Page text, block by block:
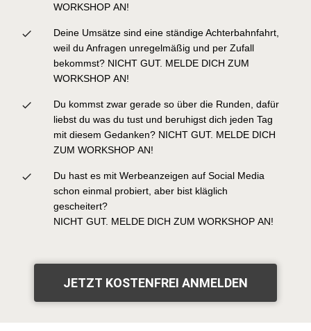
WORKSHOP AN!
Deine Umsätze sind eine ständige Achterbahnfahrt,
weil du Anfragen unregelmäßig und per Zufall
bekommst? NICHT GUT. MELDE DICH ZUM
WORKSHOP AN!
Du kommst zwar gerade so über die Runden, dafür
liebst du was du tust und beruhigst dich jeden Tag
mit diesem Gedanken? NICHT GUT. MELDE DICH
ZUM WORKSHOP AN!
Du hast es mit Werbeanzeigen auf Social Media
schon einmal probiert, aber bist kläglich
gescheitert?
NICHT GUT. MELDE DICH ZUM WORKSHOP AN!
JETZT KOSTENFREI ANMELDEN